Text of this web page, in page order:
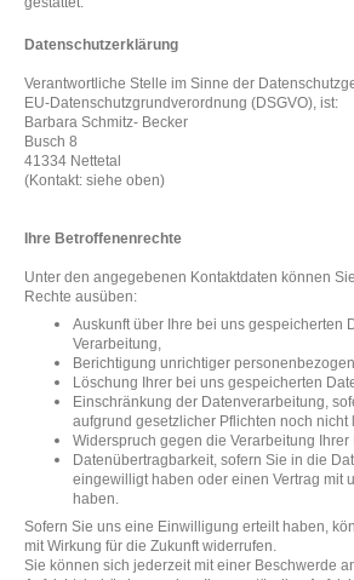
Datenschutzerklärung
Verantwortliche Stelle im Sinne der
EU-Datenschutzgrundverordnung (DSGVO), ist:
Barbara Schmitz- Becker
Busch 8
41334 Nettetal
(Kontakt: siehe oben)
Ihre Betroffenenrechte
Unter den angegebenen Kontaktdaten können
Rechte ausüben:
Auskunft über Ihre bei uns gespeicherten
Verarbeitung,
Berichtigung unrichtiger
Löschung Ihrer bei uns gespeicherten
Einschränkung der Datenverarbeitung,
aufgrund gesetzlicher Pflichten noch nicht
Widerspruch gegen die Verarbeitung Ihrer
Datenübertragbarkeit, sofern Sie in die
eingewilligt haben oder einen Vertrag mit
haben.
Sofern Sie uns eine Einwilligung erteilt haben,
mit Wirkung für die Zukunft widerrufen.
Sie können sich jederzeit mit einer Beschwerde